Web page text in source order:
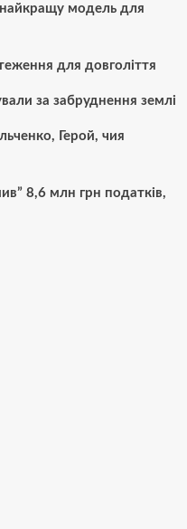
модель для
для довголіття
за забруднення землі
Герой, чия
8,6 млн грн податків,